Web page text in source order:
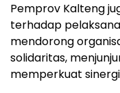
Pemprov Kalteng
terhadap
mendorong
solidaritas,
memperkuat